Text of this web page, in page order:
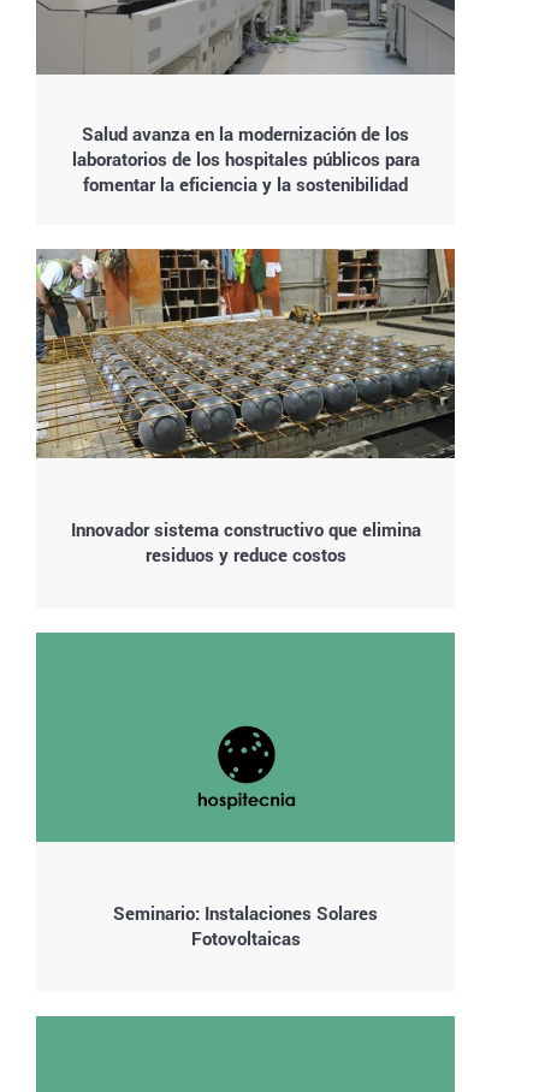
Salud avanza en la modernización de los
laboratorios de los hospitales públicos para
fomentar la eficiencia y la sostenibilidad
Innovador sistema constructivo que elimina
residuos y reduce costos
Seminario: Instalaciones Solares
Fotovoltaicas